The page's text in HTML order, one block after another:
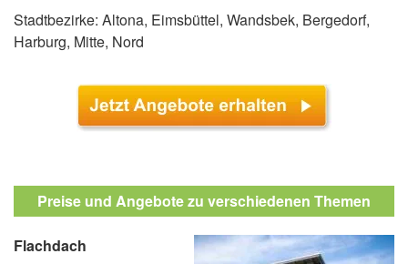
Stadtbezirke: Altona, Eimsbüttel, Wandsbek, Bergedorf,
Harburg, Mitte, Nord
Preise und Angebote zu verschiedenen Themen
Flachdach